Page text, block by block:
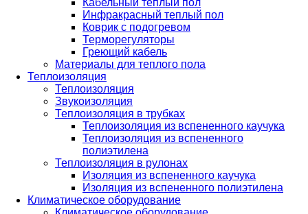
Кабельный теплый пол
Инфракрасный теплый пол
Коврик с подогревом
Терморегуляторы
Греющий кабель
Материалы для теплого пола
Теплоизоляция
Теплоизоляция
Звукоизоляция
Теплоизоляция в трубках
Теплоизоляция из вспененного каучука
Теплоизоляция из вспененного
полиэтилена
Теплоизоляция в рулонах
Изоляция из вспененного каучука
Изоляция из вспененного полиэтилена
Климатическое оборудование